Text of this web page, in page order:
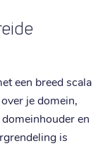
een breed scala
je domein,
en
is